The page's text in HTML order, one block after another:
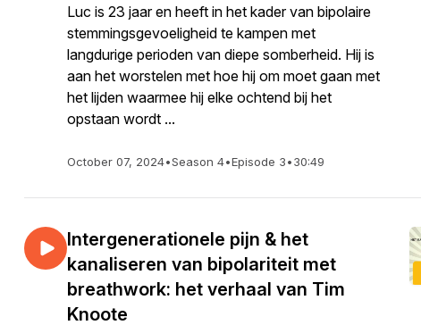
Luc is 23 jaar en heeft in het kader van bipolaire
stemmingsgevoeligheid te kampen met
langdurige perioden van diepe somberheid. Hij is
aan het worstelen met hoe hij om moet gaan met
het lijden waarmee hij elke ochtend bij het
opstaan wordt ...
October 07, 2024•Season 4•Episode 3•30:49
Intergenerationele pijn & het
kanaliseren van bipolariteit met
breathwork: het verhaal van Tim
Knoote